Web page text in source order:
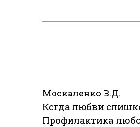
Москаленко В.Д.
Когда любви
Профилактика